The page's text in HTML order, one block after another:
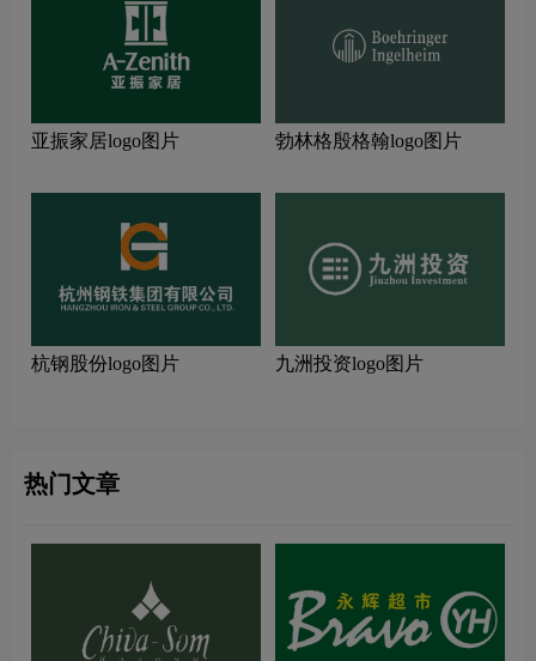
亚振家居logo图片 勃林格殷格翰logo图片
杭钢股份logo图片 九洲投资logo图片
热门文章